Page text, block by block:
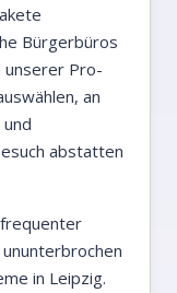
Bürgerbüros
unserer Pro-
an
abstatten
in Leipzig.